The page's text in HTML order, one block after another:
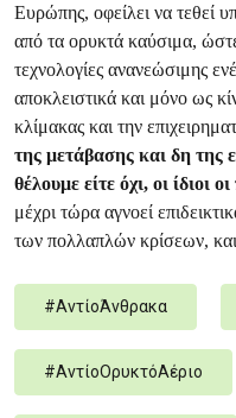
Ευρώπης, οφείλει να τεθεί
από τα ορυκτά καύσιμα,
τεχνολογίες ανανεώσιμης
αποκλειστικά και μόνο ως
κλίμακας και την
της μετάβασης και δη της
θέλουμε είτε όχι, οι ίδιοι
μέχρι τώρα αγνοεί
των πολλαπλών κρίσεων,
#ΑντίοΆνθρακα
#ΑντίοΟρυκτόΑέριο